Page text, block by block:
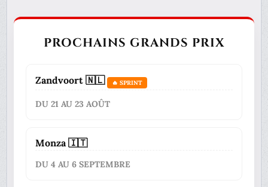
PROCHAINS GRANDS PRIX
Zandvoort 🇳🇱 🔥 SPRINT
DU 21 AU 23 AOÛT
Monza 🇮🇹
DU 4 AU 6 SEPTEMBRE